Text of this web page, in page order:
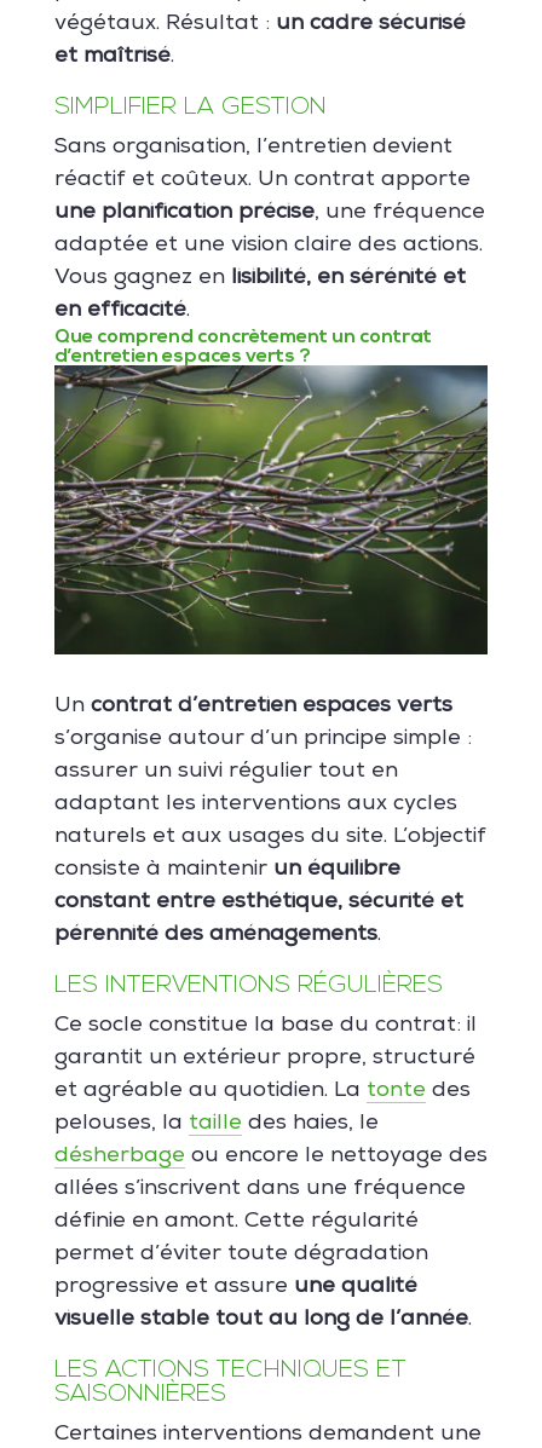
végétaux. Résultat : un cadre sécurisé
et maîtrisé.
SIMPLIFIER LA GESTION
Sans organisation, l’entretien devient
réactif et coûteux. Un contrat apporte
une planification précise, une fréquence
adaptée et une vision claire des actions.
Vous gagnez en lisibilité, en sérénité et
en efficacité.
Que comprend concrètement un contrat
d’entretien espaces verts ?
Un contrat d’entretien espaces verts
s’organise autour d’un principe simple :
assurer un suivi régulier tout en
adaptant les interventions aux cycles
naturels et aux usages du site. L’objectif
consiste à maintenir un équilibre
constant entre esthétique, sécurité et
pérennité des aménagements.
LES INTERVENTIONS RÉGULIÈRES
Ce socle constitue la base du contrat: il
garantit un extérieur propre, structuré
et agréable au quotidien. La tonte des
pelouses, la taille des haies, le
désherbage ou encore le nettoyage des
allées s’inscrivent dans une fréquence
définie en amont. Cette régularité
permet d’éviter toute dégradation
progressive et assure une qualité
visuelle stable tout au long de l’année.
LES ACTIONS TECHNIQUES ET
SAISONNIÈRES
Certaines interventions demandent une